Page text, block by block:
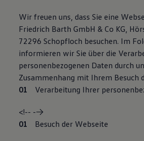
Wir freuen uns, dass Sie eine
Friedrich Barth GmbH & Co KG,
72296 Schopfloch besuchen. Im
informieren wir Sie über die
personenbezogenen Daten durch
Zusammenhang mit Ihrem Besuch
Verarbeitung Ihrer
<!-- -->
Besuch der Webseite